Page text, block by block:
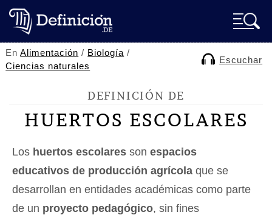
EnAlimentación / Biología /
Ciencias naturales
Escuchar
DEFINICIÓN DE
HUERTOS ESCOLARES
Los huertos escolares son espacios
educativos de producción agrícola que se
desarrollan en entidades académicas como parte
de un proyecto pedagógico, sin fines